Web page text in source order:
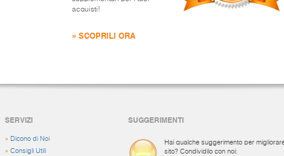
acquisti!
» SCOPRILI ORA
SERVIZI
» Dicono di Noi
»Consigli Utili
SUGGERIMENTI
Hai qualche suggerimento per
sito? Condividilo con noi: